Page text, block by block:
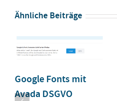
Ähnliche Beiträge
Google Fonts mit
Avada DSGVO